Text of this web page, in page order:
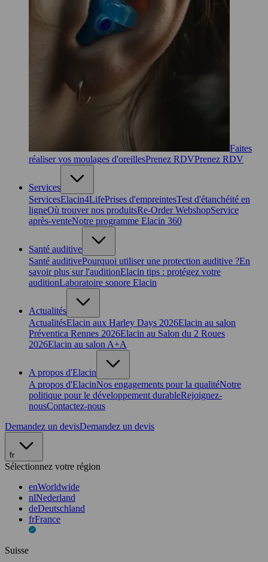
Faites
réaliser vos moulages d'oreillesPrenez RDVPrenez RDV
Services
ServicesElacin4LifePrises d'empreintesTest d'étanchéité en
ligneOù trouver nos produitsRe-Order WebshopService
après-venteNotre programme Elacin 360
Santé auditive
Santé auditivePourquoi utiliser une protection auditive ?En
savoir plus sur l'auditionElacin tips : protégez votre
auditionLaboratoire sonore Elacin
Actualités
ActualitésElacin aux Harley Days 2026Elacin au salon
Préventica Rennes 2026Elacin au Salon du 2 Roues
2026Elacin au salon A+A
A propos d'Elacin
A propos d'ElacinNos engagements pour la qualitéNotre
politique pour le développement durableRejoignez-
nousContactez-nous
Demandez un devisDemandez un devis
fr
Sélectionnez votre région
enWorldwide
nlNederland
deDeutschland
frFrance
Suisse